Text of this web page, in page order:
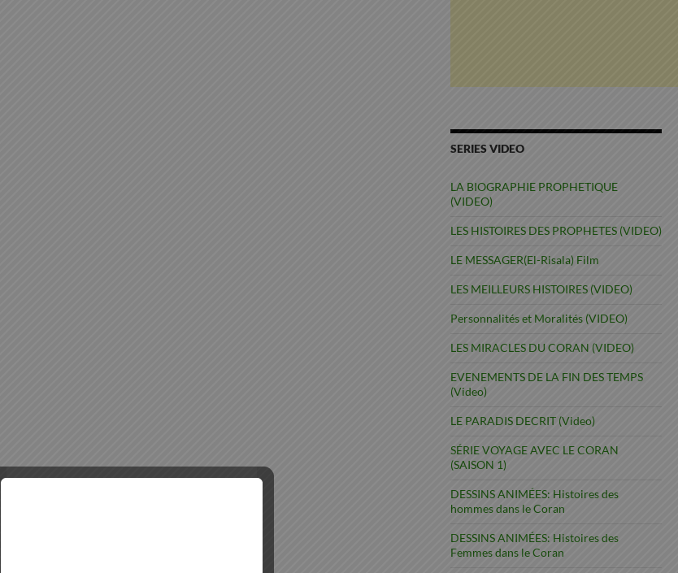
SERIES VIDEO
LA BIOGRAPHIE PROPHETIQUE
(VIDEO)
LES HISTOIRES DES PROPHETES (VIDEO)
LE MESSAGER(El-Risala) Film
LES MEILLEURS HISTOIRES (VIDEO)
Personnalités et Moralités (VIDEO)
LES MIRACLES DU CORAN (VIDEO)
EVENEMENTS DE LA FIN DES TEMPS
(Video)
LE PARADIS DECRIT (Video)
SÉRIE VOYAGE AVEC LE CORAN
(SAISON 1)
DESSINS ANIMÉES: Histoires des
hommes dans le Coran
DESSINS ANIMÉES: Histoires des
Femmes dans le Coran